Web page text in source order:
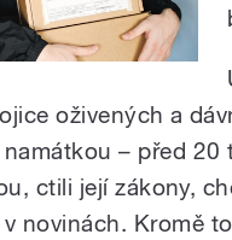
oživených a
namátkou – před
ctili její zákony,
novinách. Kromě